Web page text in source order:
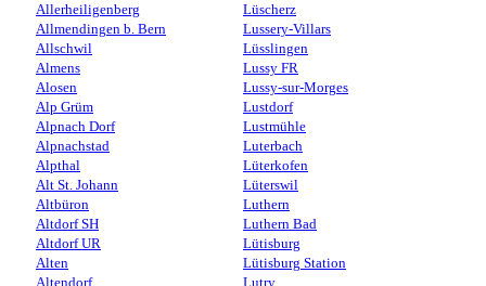
Allerheiligenberg
Allmendingen b. Bern
Allschwil
Almens
Alosen
Alp Grüm
Alpnach Dorf
Alpnachstad
Alpthal
Alt St. Johann
Altbüron
Altdorf SH
Altdorf UR
Alten
Altendorf
Lüscherz
Lussery-Villars
Lüsslingen
Lussy FR
Lussy-sur-Morges
Lustdorf
Lustmühle
Luterbach
Lüterkofen
Lüterswil
Luthern
Luthern Bad
Lütisburg
Lütisburg Station
Lutry